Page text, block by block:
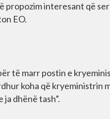
propozim interesant që
EO.
të marr postin e
koha që kryeministrin
dhënë tash”.